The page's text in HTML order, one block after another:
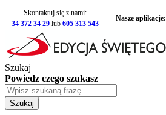
Skontaktuj się z nami:
34 372 34 29 lub 605 313 543
Nasze aplikacje:
Szukaj
Powiedz czego szukasz
Szukaj